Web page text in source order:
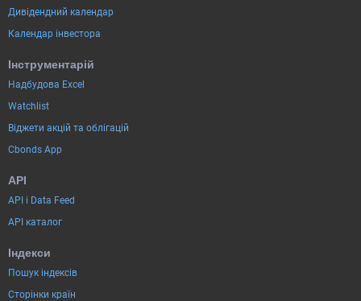
Дивідендний календар
Календар інвестора
Інструментарій
Надбудова Excel
Watchlist
Віджети акцій та облігацій
Cbonds App
API
API і Data Feed
API каталог
Індекси
Пошук індексів
Сторінки країн